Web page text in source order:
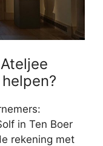
in Ten Boer
rekening met